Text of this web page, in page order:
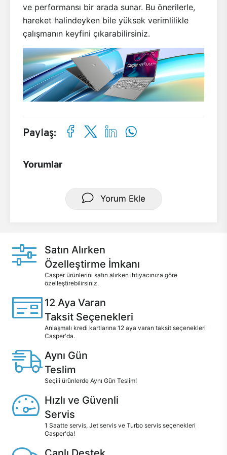
ve performansı bir arada sunar. Bu önerilerle,
hareket halindeyken bile yüksek verimlilikle
çalışmanın keyfini çıkarabilirsiniz.
Paylaş:
Yorumlar
Yorum Ekle
Satın Alırken
Özelleştirme İmkanı
Casper ürünlerini satın alırken ihtiyacınıza göre
özelleştirebilirsiniz.
12 Aya Varan
Taksit Seçenekleri
Anlaşmalı kredi kartlarına 12 aya varan taksit seçenekleri
Casper'da.
Aynı Gün
Teslim
Seçili ürünlerde Aynı Gün Teslim!
Hızlı ve Güvenli
Servis
1 Saatte servis, Jet servis ve Turbo servis seçenekleri
Casper'da!